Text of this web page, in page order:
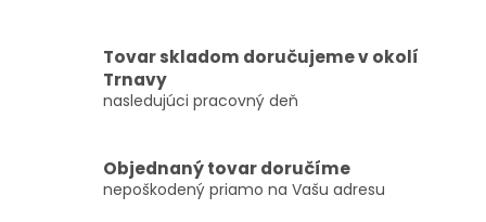
Tovar skladom doručujeme v okolí
Trnavy
nasledujúci pracovný deň
Objednaný tovar doručíme
nepoškodený priamo na Vašu adresu